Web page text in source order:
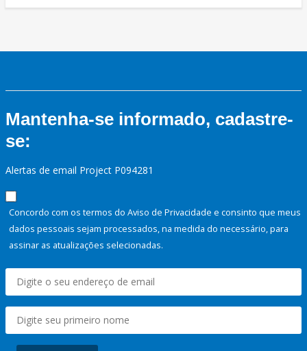
Mantenha-se informado, cadastre-
se:
Alertas de email Project P094281
Concordo com os termos do Aviso de Privacidade e consinto que meus
dados pessoais sejam processados, na medida do necessário, para
assinar as atualizações selecionadas.